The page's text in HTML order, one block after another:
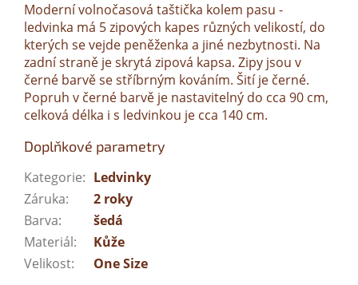
Moderní volnočasová taštička kolem pasu -
ledvinka má 5 zipových kapes různých velikostí, do
kterých se vejde peněženka a jiné nezbytnosti. Na
zadní straně je skrytá zipová kapsa. Zipy jsou v
černé barvě se stříbrným kováním. Šití je černé.
Popruh v černé barvě je nastavitelný do cca 90 cm,
celková délka i s ledvinkou je cca 140 cm.
Doplňkové parametry
Kategorie: Ledvinky
Záruka:
2 roky
Barva:
šedá
Materiál:
Kůže
Velikost: One Size